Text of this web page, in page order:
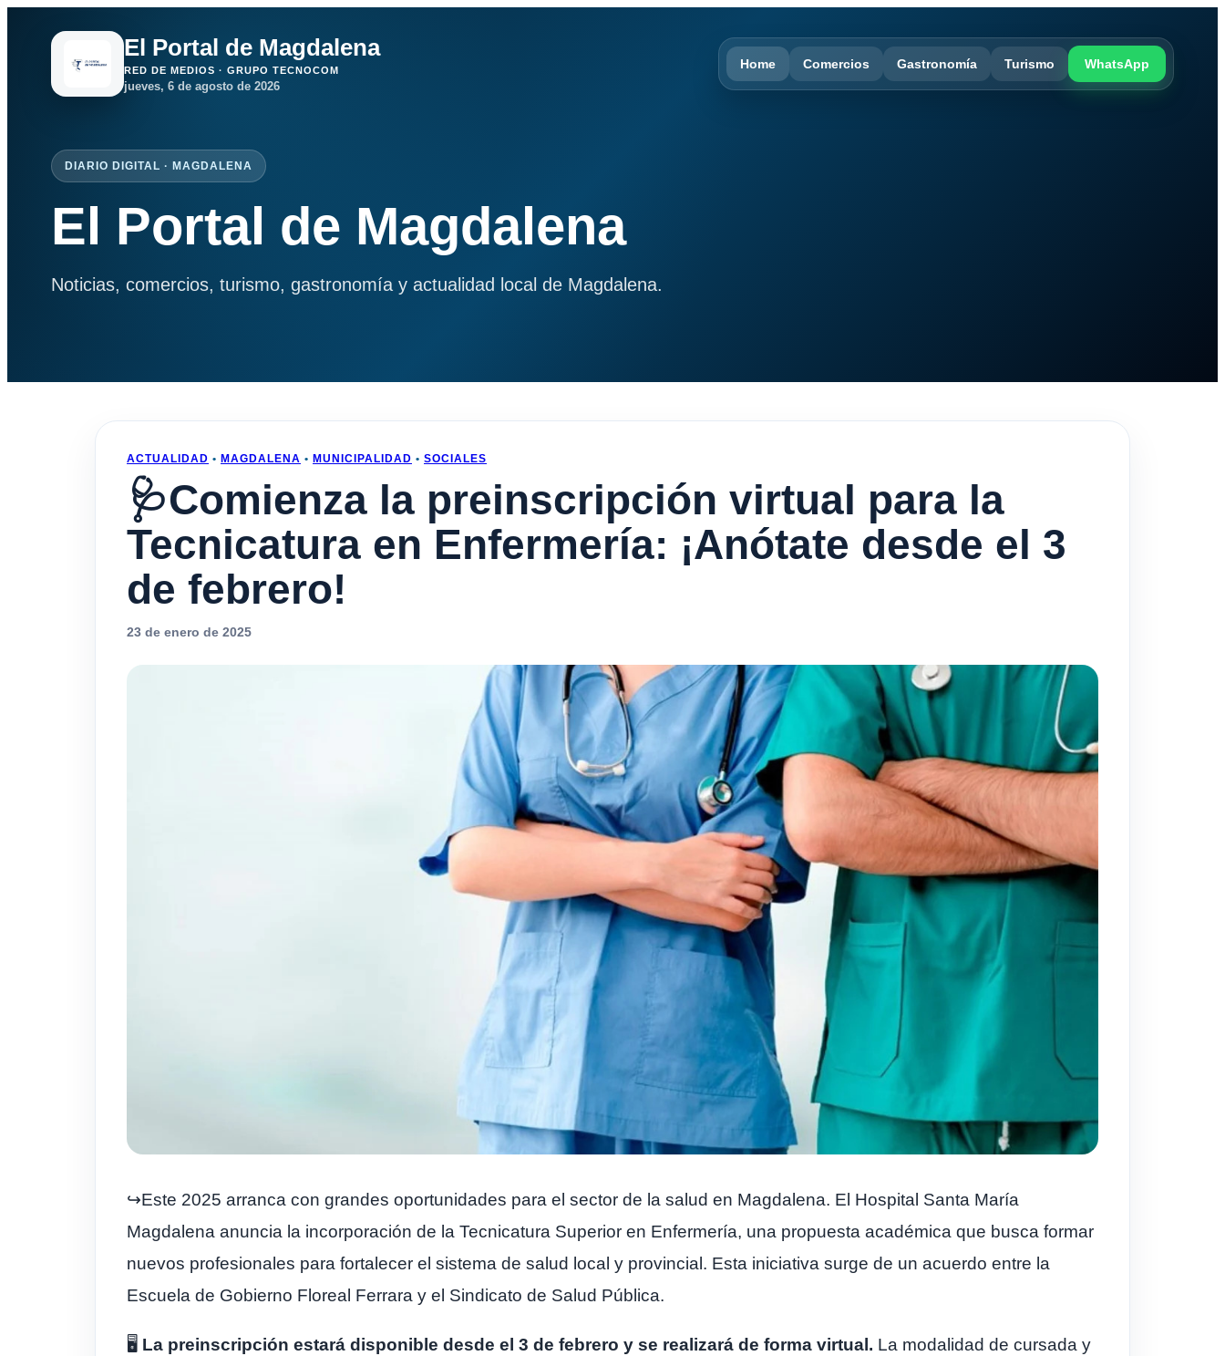
El Portal de Magdalena
RED DE MEDIOS · GRUPO TECNOCOM
jueves, 6 de agosto de 2026
Home Comercios Gastronomía Turismo WhatsApp
DIARIO DIGITAL · MAGDALENA
El Portal de Magdalena
Noticias, comercios, turismo, gastronomía y actualidad local de Magdalena.
ACTUALIDAD • MAGDALENA • MUNICIPALIDAD • SOCIALES
🩺Comienza la preinscripción virtual para la
Tecnicatura en Enfermería: ¡Anótate desde el 3
de febrero!
23 de enero de 2025
↪️Este 2025 arranca con grandes oportunidades para el sector de la salud en Magdalena. El Hospital Santa María
Magdalena anuncia la incorporación de la Tecnicatura Superior en Enfermería, una propuesta académica que busca formar
nuevos profesionales para fortalecer el sistema de salud local y provincial. Esta iniciativa surge de un acuerdo entre la
Escuela de Gobierno Floreal Ferrara y el Sindicato de Salud Pública.
🖥️ La preinscripción estará disponible desde el 3 de febrero y se realizará de forma virtual. La modalidad de cursada y